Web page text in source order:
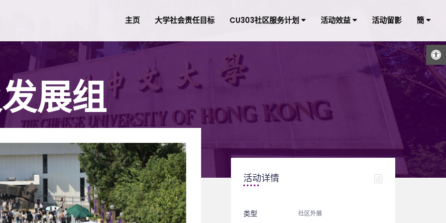
打开工具栏
主页 大学社会责任目标 CU303社区服务计划 活动效益 活动留影 簡
展组
活动详情
类型 社区外展